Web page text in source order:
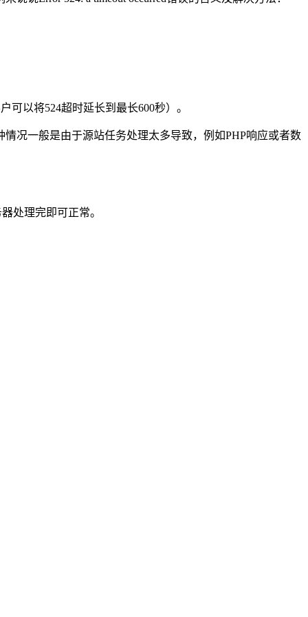
可以将524超时延长到最长600秒）。
况一般是由于源站任务处理太多导致，例如PHP响应或者数
处理完即可正常。